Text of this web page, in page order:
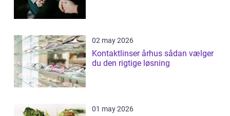
02 may 2026
Kontaktlinser århus sådan vælger
du den rigtige løsning
01 may 2026